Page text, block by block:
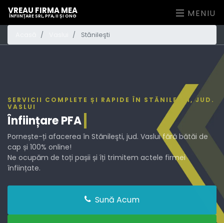
VREAU FIRMA MEA
ÎNFIINȚARE SRL, PFA, II ȘI ONG MENIU
Stănileşti
SERVICII COMPLETE ȘI RAPIDE ÎN STĂNILEŞTI, JUD.
VASLUI
ÎnființarePFA
Pornește-ți afacerea în Stănileşti, jud. Vaslui fără bătăi de
cap și 100% online!
Ne ocupăm de toți pașii și îți trimitem actele firmei
înființate.
Sună Acum